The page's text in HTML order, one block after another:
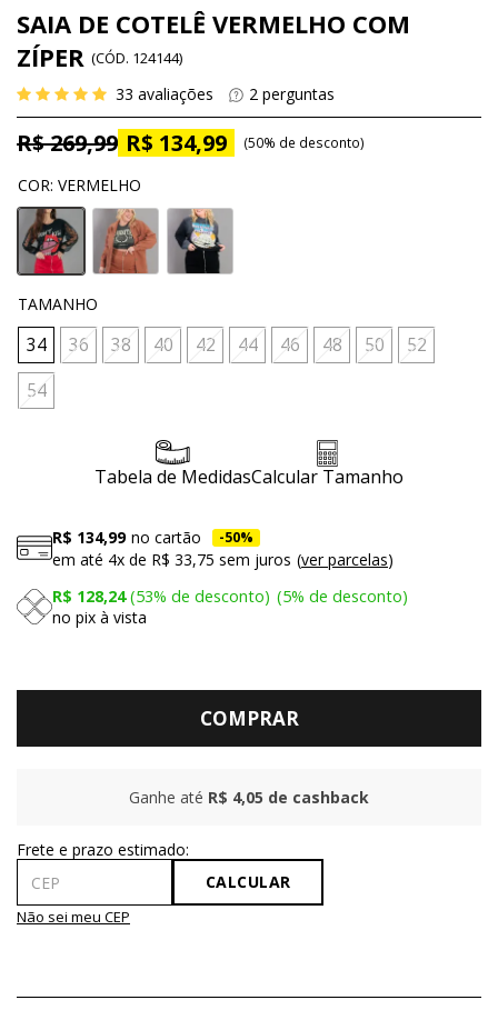
SAIA DE COTELÊ VERMELHO COM
ZÍPER (CÓD. 124144)
33 avaliações 2 perguntas
R$ 269,99 R$ 134,99 50% de desconto
COR: VERMELHO
TAMANHO
34 36 38 40 42 44 46 48 50
52
54
Tabela de MedidasCalcular Tamanho
R$ 134,99 no cartão 50%
em até 4x de R$ 33,75 sem juros ver parcelas
R$ 128,24
no pix à vista
53% de desconto 5% de desconto
COMPRAR
Ganhe até R$ 4,05 de cashback
Não sei meu CEP
CALCULAR